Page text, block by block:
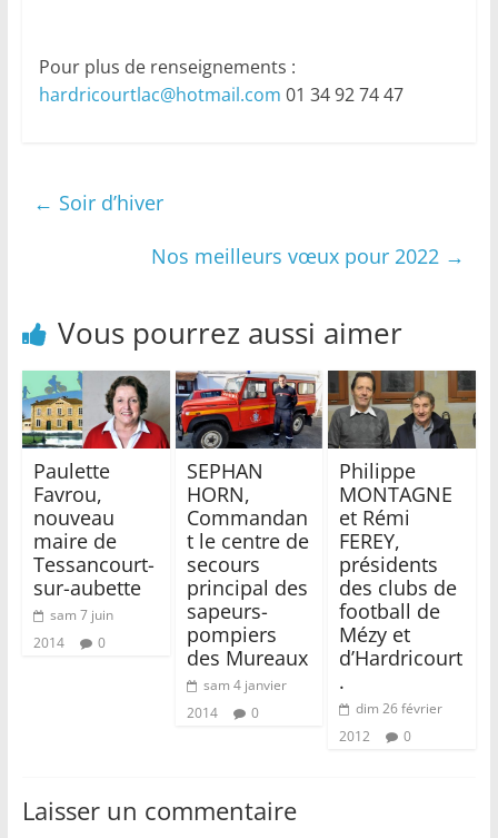
Pour plus de renseignements :
hardricourtlac@hotmail.com 01 34 92 74 47
← Soir d’hiver
Nos meilleurs vœux pour 2022 →
Vous pourrez aussi aimer
Paulette
Favrou,
nouveau
maire de
Tessancourt-
sur-aubette
sam 7 juin
2014
0
SEPHAN
HORN,
Commandan
t le centre de
secours
principal des
sapeurs-
pompiers
des Mureaux
sam 4 janvier
2014
0
Philippe
MONTAGNE
et Rémi
FEREY,
présidents
des clubs de
football de
Mézy et
d’Hardricourt
.
dim 26 février
2012
0
Laisser un commentaire